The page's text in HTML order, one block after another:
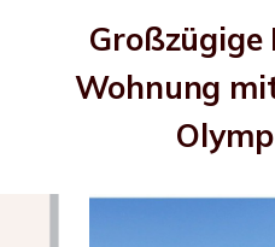
Wohnung